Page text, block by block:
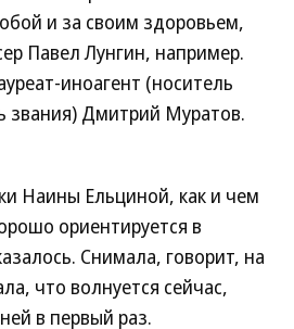
и за своим здоровьем,
Павел Лунгин, например.
иноагент (носитель
звания) Дмитрий Муратов.
Наины Ельциной, как и чем
ориентируется в
Снимала, говорит, на
что волнуется сейчас,
в первый раз.